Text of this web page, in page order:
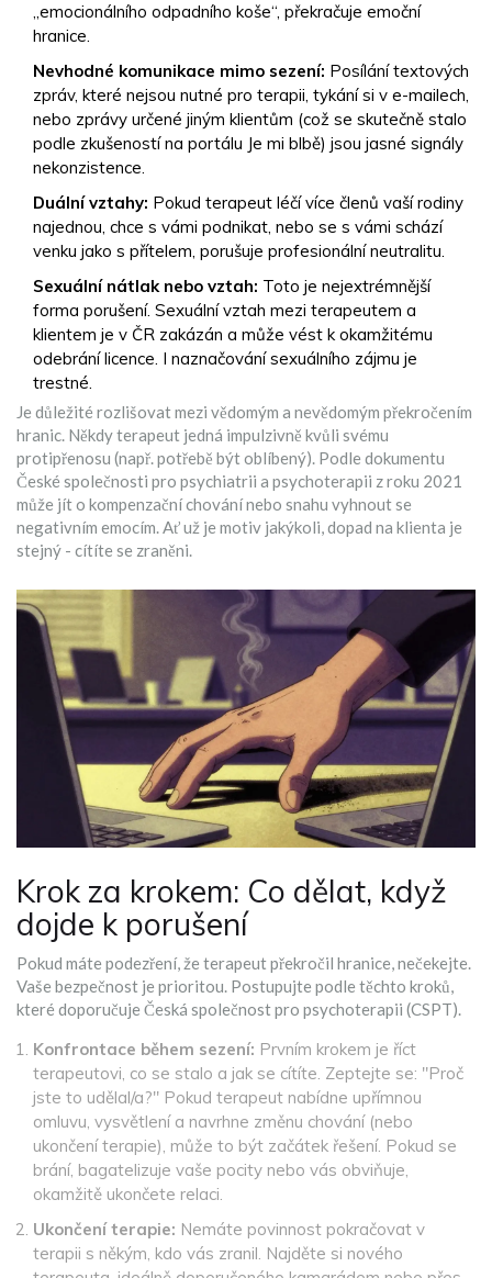
„emocionálního odpadního koše“, překračuje emoční
hranice.
Nevhodné komunikace mimo sezení: Posílání textových
zpráv, které nejsou nutné pro terapii, tykání si v e-mailech,
nebo zprávy určené jiným klientům (což se skutečně stalo
podle zkušeností na portálu Je mi blbě) jsou jasné signály
nekonzistence.
Duální vztahy: Pokud terapeut léčí více členů vaší rodiny
najednou, chce s vámi podnikat, nebo se s vámi schází
venku jako s přítelem, porušuje profesionální neutralitu.
Sexuální nátlak nebo vztah: Toto je nejextrémnější
forma porušení. Sexuální vztah mezi terapeutem a
klientem je v ČR zakázán a může vést k okamžitému
odebrání licence. I naznačování sexuálního zájmu je
trestné.
Je důležité rozlišovat mezi vědomým a nevědomým překročením
hranic. Někdy terapeut jedná impulzivně kvůli svému
protipřenosu (např. potřebě být oblíbený). Podle dokumentu
České společnosti pro psychiatrii a psychoterapii z roku 2021
může jít o kompenzační chování nebo snahu vyhnout se
negativním emocím. Ať už je motiv jakýkoli, dopad na klienta je
stejný - cítíte se zraněni.
Krok za krokem: Co dělat, když
dojde k porušení
Pokud máte podezření, že terapeut překročil hranice, nečekejte.
Vaše bezpečnost je prioritou. Postupujte podle těchto kroků,
které doporučuje Česká společnost pro psychoterapii (CSPT).
Konfrontace během sezení: Prvním krokem je říct
terapeutovi, co se stalo a jak se cítíte. Zeptejte se: "Proč
jste to udělal/a?" Pokud terapeut nabídne upřímnou
omluvu, vysvětlení a navrhne změnu chování (nebo
ukončení terapie), může to být začátek řešení. Pokud se
brání, bagatelizuje vaše pocity nebo vás obviňuje,
okamžitě ukončete relaci.
Ukončení terapie: Nemáte povinnost pokračovat v
terapii s někým, kdo vás zranil. Najděte si nového